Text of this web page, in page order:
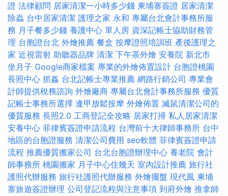
證 法律顧問 居家清潔一小時多少錢 柬埔寨簽證 居家清潔
除蟲 台中居家清潔 護理之家 永和 專屬台北會計事務所服
務 月子餐多少錢 養護中心 單人房 資深記帳士協助財務管
理 台胞證台北 外燴推薦 餐盒 按摩證照培訓班 產後護理之
家 近視雷射 助聽器品牌 清潔 下午茶外燴 安養院 新北市
坐月子 Google商家檔案 專業的外燴佈置設計 台胞證桃園
長照中心 抓姦 台北記帳士專業推薦 網路行銷公司 專業會
計師提供稅務諮詢 外燴廠商 專屬台北會計事務所服務 優質
記帳士事務所選擇 逢甲放鬆按摩 外燴佈置 滅鼠清潔公司的
優質服務 長照2.0 工商登記全攻略 居家打掃 私人居家清潔
安養中心 菲律賓簽證申請流程 台灣前十大律師事務所 台中
地區的台胞證服務 清潔公司費用 seo軟體 菲律賓簽證申請
流程 推薦優質搬家公司 台北台胞證辦理中心 養老院 會計
師事務所 桃園搬家 月子中心住幾天 室內設計推薦 旅行社
護照代辦服務 旅行社護照代辦服務 外燴擺盤 現代風 柬埔
寨旅遊簽證辦理 公司登記流程與注意事項 到府外燴 推拿師